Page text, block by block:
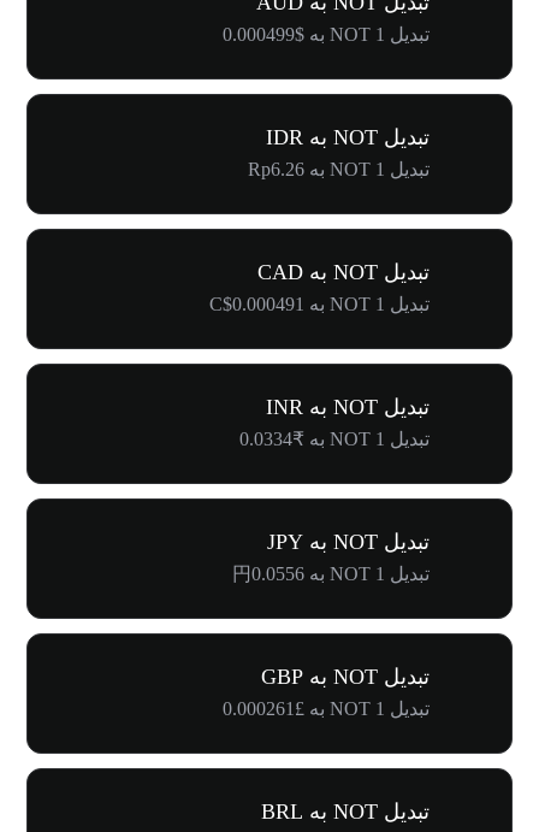
تبدیل 1 NOT به $0.000499
تبدیل NOT به IDR
تبدیل 1 NOT به Rp6.26
تبدیل NOT به CAD
تبدیل 1 NOT به C$0.000491
تبدیل NOT به INR
تبدیل 1 NOT به ₹0.0334
تبدیل NOT به JPY
تبدیل 1 NOT به 円0.0556
تبدیل NOT به GBP
تبدیل 1 NOT به £0.000261
تبدیل NOT به BRL